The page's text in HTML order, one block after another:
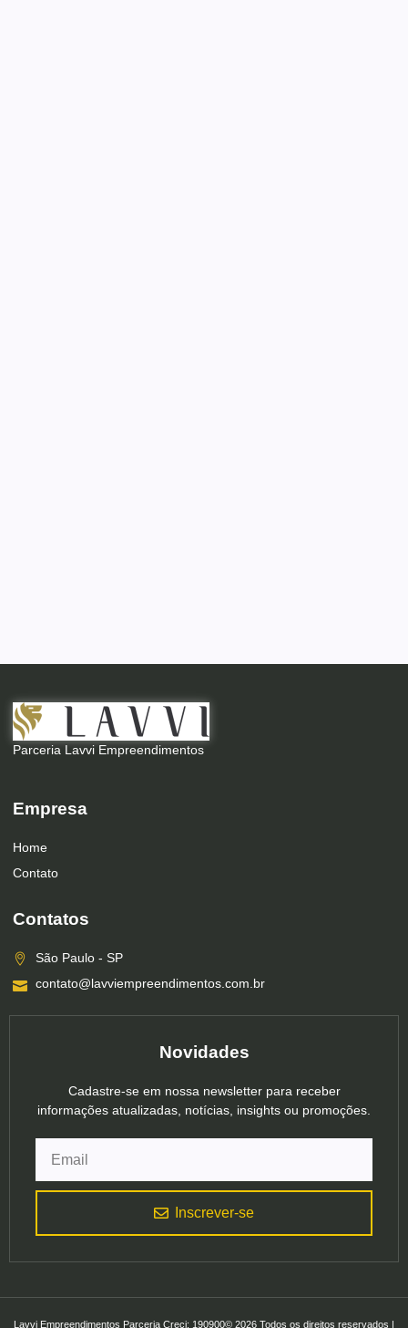
Parceria Lavvi Empreendimentos
Empresa
Home
Contato
Contatos
São Paulo - SP
contato@lavviempreendimentos.com.br
Novidades
Cadastre-se em nossa newsletter para receber
informações atualizadas, notícias, insights ou promoções.
Inscrever-se
Lavvi Empreendimentos Parceria Creci: 190900© 2026 Todos os direitos reservados |